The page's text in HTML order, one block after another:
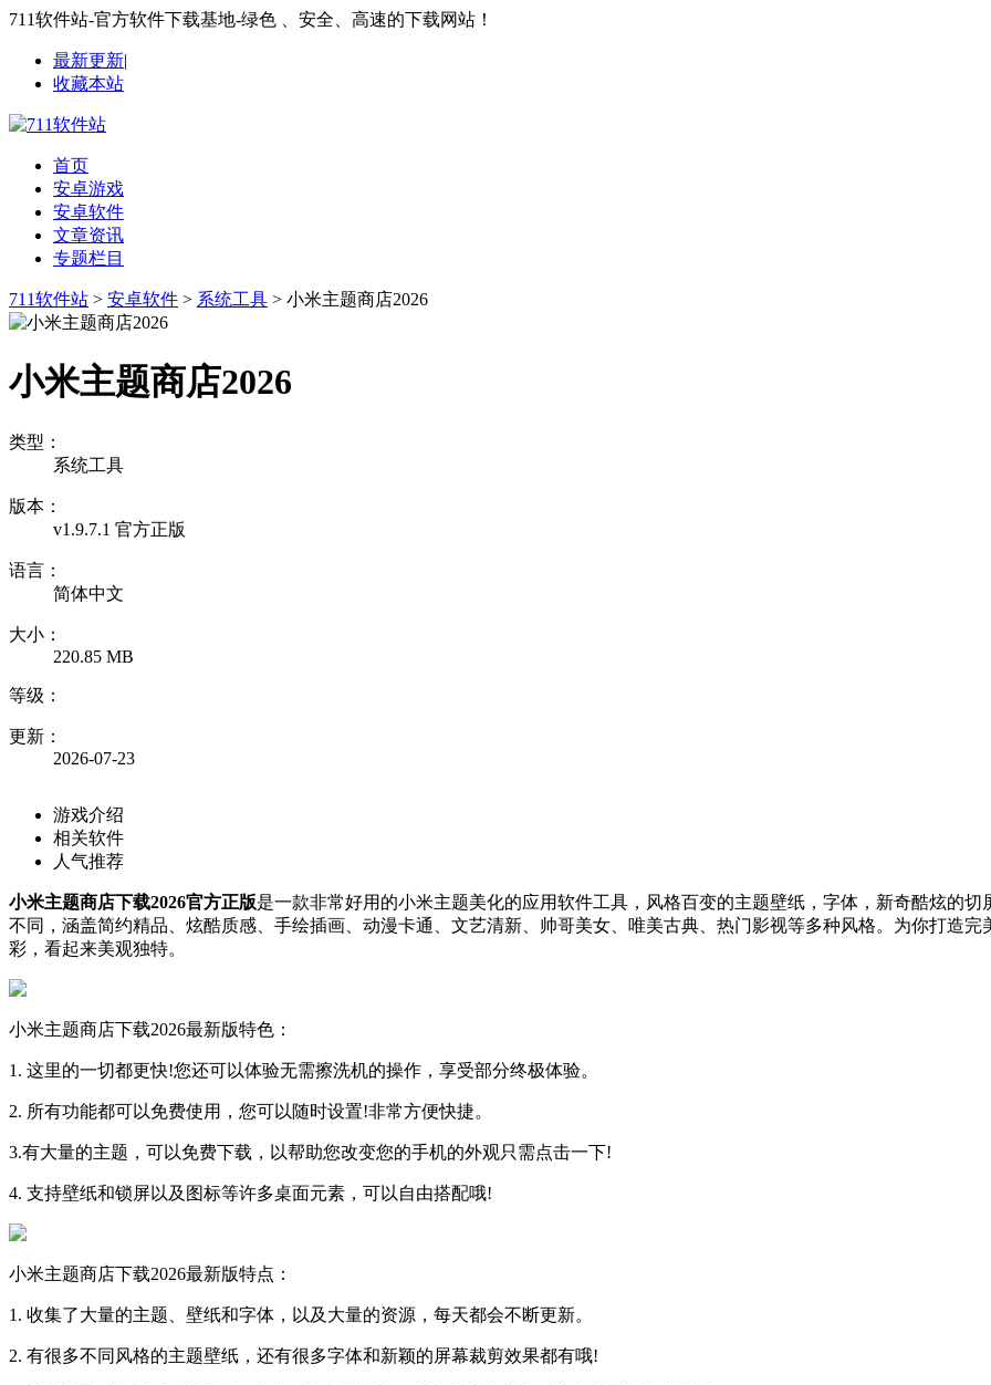
711软件站-官方软件下载基地-绿色 、安全、高速的下载网站！
最新更新|
收藏本站
首页
安卓游戏
安卓软件
文章资讯
专题栏目
711软件站 > 安卓软件 > 系统工具 > 小米主题商店2026
小米主题商店2026
类型：
系统工具
版本：
v1.9.7.1 官方正版
语言：
简体中文
大小：
220.85 MB
等级：
更新：
2026-07-23
游戏介绍
相关软件
人气推荐
小米主题商店下载2026官方正版是一款非常好用的小米主题美化的应用软件工具，风格百变的主题壁纸，字体，新奇酷炫的
不同，涵盖简约精品、炫酷质感、手绘插画、动漫卡通、文艺清新、帅哥美女、唯美古典、热门影视等多种风格。为你打造
彩，看起来美观独特。
小米主题商店下载2026最新版特色：
1. 这里的一切都更快!您还可以体验无需擦洗机的操作，享受部分终极体验。
2. 所有功能都可以免费使用，您可以随时设置!非常方便快捷。
3.有大量的主题，可以免费下载，以帮助您改变您的手机的外观只需点击一下!
4. 支持壁纸和锁屏以及图标等许多桌面元素，可以自由搭配哦!
小米主题商店下载2026最新版特点：
1. 收集了大量的主题、壁纸和字体，以及大量的资源，每天都会不断更新。
2. 有很多不同风格的主题壁纸，还有很多字体和新颖的屏幕裁剪效果都有哦!